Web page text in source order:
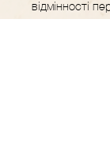
відмінності